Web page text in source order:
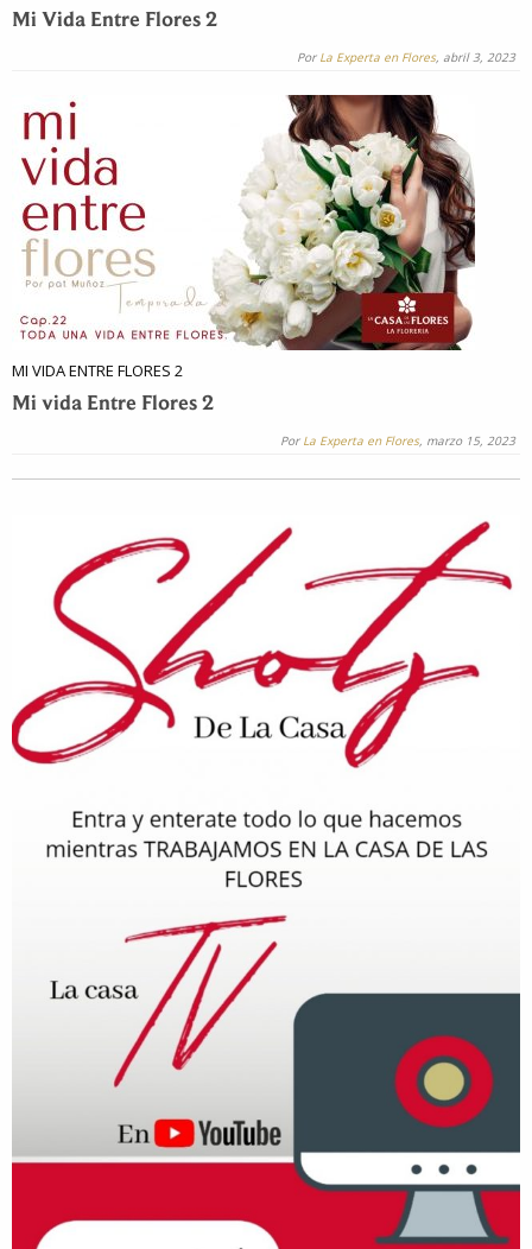
Mi Vida Entre Flores 2
Por La Experta en Flores, abril 3, 2023
MI VIDA ENTRE FLORES 2
Mi vida Entre Flores 2
Por La Experta en Flores, marzo 15, 2023